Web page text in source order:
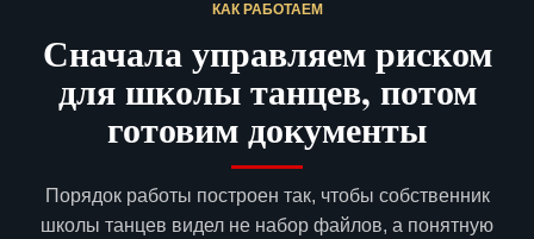
КАК РАБОТАЕМ
Сначала управляем риском
для школы танцев, потом
готовим документы
Порядок работы построен так, чтобы собственник
школы танцев видел не набор файлов, а понятную